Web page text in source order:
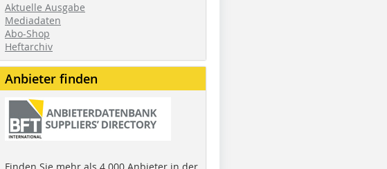
Aktuelle Ausgabe
Mediadaten
Abo-Shop
Heftarchiv
Anbieter finden